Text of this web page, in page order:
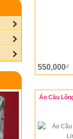
550,000đ
Áo Cầu